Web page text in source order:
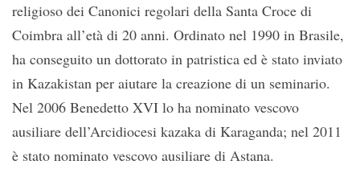
religioso dei Canonici regolari della Santa Croce di
Coimbra all’età di 20 anni. Ordinato nel 1990 in Brasile,
ha conseguito un dottorato in patristica ed è stato inviato
in Kazakistan per aiutare la creazione di un seminario.
Nel 2006 Benedetto XVI lo ha nominato vescovo
ausiliare dell’Arcidiocesi kazaka di Karaganda; nel 2011
è stato nominato vescovo ausiliare di Astana.